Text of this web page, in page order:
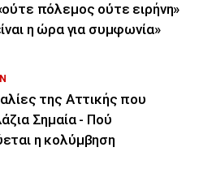
πόλεμος ούτε ειρήνη»
η ώρα για συμφωνία»
της Αττικής που
Σημαία - Πού
η κολύμβηση